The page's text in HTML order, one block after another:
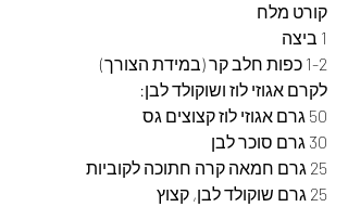
קורט מלח
1 ביצה
1-2 כפות חלב קר (במידת הצורך)
לקרם אגוזי לוז ושוקולד לבן:
50 גרם אגוזי לוז קצוצים גס
30 גרם סוכר לבן
25 גרם חמאה קרה חתוכה לקוביות
25 גרם שוקולד לבן, קצוץ